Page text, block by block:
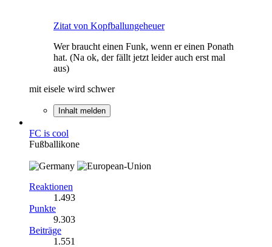
Zitat von Kopfballungeheuer
Wer braucht einen Funk, wenn er einen Ponath
hat. (Na ok, der fällt jetzt leider auch erst mal
aus)
mit eisele wird schwer
Inhalt melden
FC is cool
Fußballikone
Reaktionen
1.493
Punkte
9.303
Beiträge
1.551